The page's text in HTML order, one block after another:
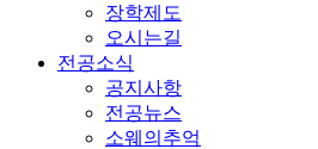
장학제도
오시는길
전공소식
공지사항
전공뉴스
소웨의추억